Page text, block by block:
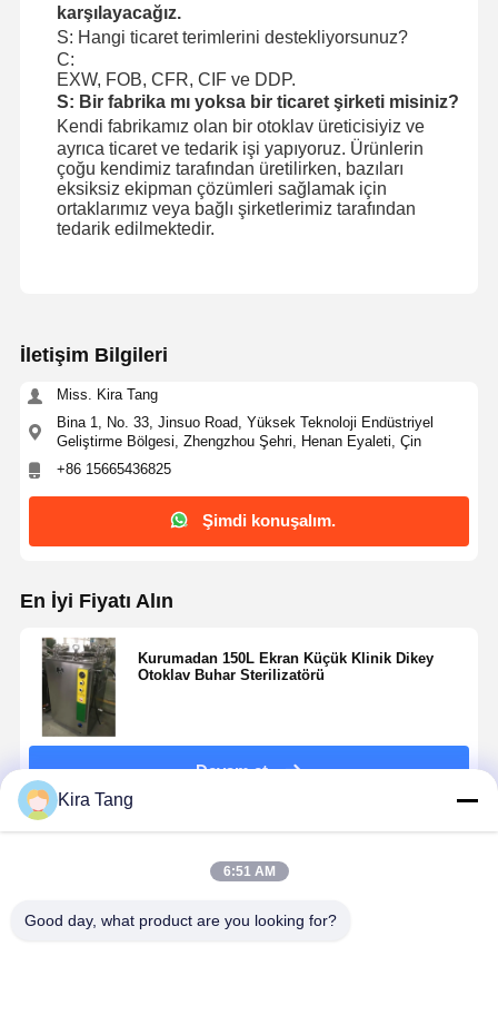
karşılayacağız.
S: Hangi ticaret terimlerini destekliyorsunuz?
C:
EXW, FOB, CFR, CIF ve DDP.
S: Bir fabrika mı yoksa bir ticaret şirketi misiniz?
Kendi fabrikamız olan bir otoklav üreticisiyiz ve
ayrıca ticaret ve tedarik işi yapıyoruz. Ürünlerin
çoğu kendimiz tarafından üretilirken, bazıları
eksiksiz ekipman çözümleri sağlamak için
ortaklarımız veya bağlı şirketlerimiz tarafından
tedarik edilmektedir.
İletişim Bilgileri
Miss. Kira Tang
Bina 1, No. 33, Jinsuo Road, Yüksek Teknoloji Endüstriyel
Geliştirme Bölgesi, Zhengzhou Şehri, Henan Eyaleti, Çin
+86 15665436825
Şimdi konuşalım.
En İyi Fiyatı Alın
Kurumadan 150L Ekran Küçük Klinik Dikey
Otoklav Buhar Sterilizatörü
Devam et
Kira Tang
6:51 AM
Good day, what product are you looking for?